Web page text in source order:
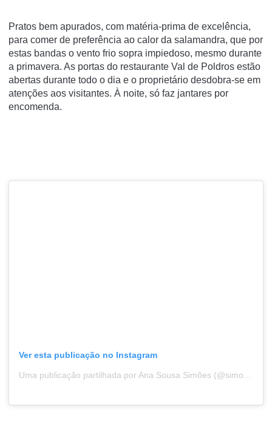
Pratos bem apurados, com matéria-prima de excelência,
para comer de preferência ao calor da salamandra, que por
estas bandas o vento frio sopra impiedoso, mesmo durante
a primavera. As portas do restaurante Val de Poldros estão
abertas durante todo o dia e o proprietário desdobra-se em
atenções aos visitantes. À noite, só faz jantares por
encomenda.
Ver esta publicação no Instagram